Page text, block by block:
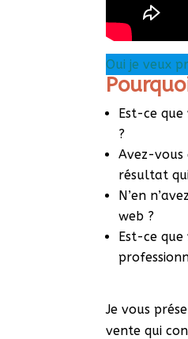
Oui je veux
Est-ce
?
Avez-vous
résultat
N’en
web ?
Est-ce
Je vous
vente qui